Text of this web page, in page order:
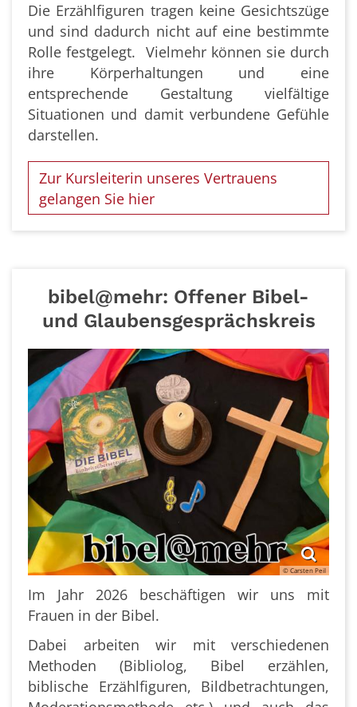
Die Erzählfiguren tragen keine Gesichtszüge
und sind dadurch nicht auf eine bestimmte
Rolle festgelegt. Vielmehr können sie durch
ihre Körperhaltungen und eine
entsprechende Gestaltung vielfältige
Situationen und damit verbundene Gefühle
darstellen.
Zur Kursleiterin unseres Vertrauens
gelangen Sie hier
bibel@mehr: Offener Bibel-
und Glaubensgesprächskreis
© Carsten Peil
Im Jahr 2026 beschäftigen wir uns mit
Frauen in der Bibel.
Dabei arbeiten wir mit verschiedenen
Methoden (Bibliolog, Bibel erzählen,
biblische Erzählfiguren, Bildbetrachtungen,